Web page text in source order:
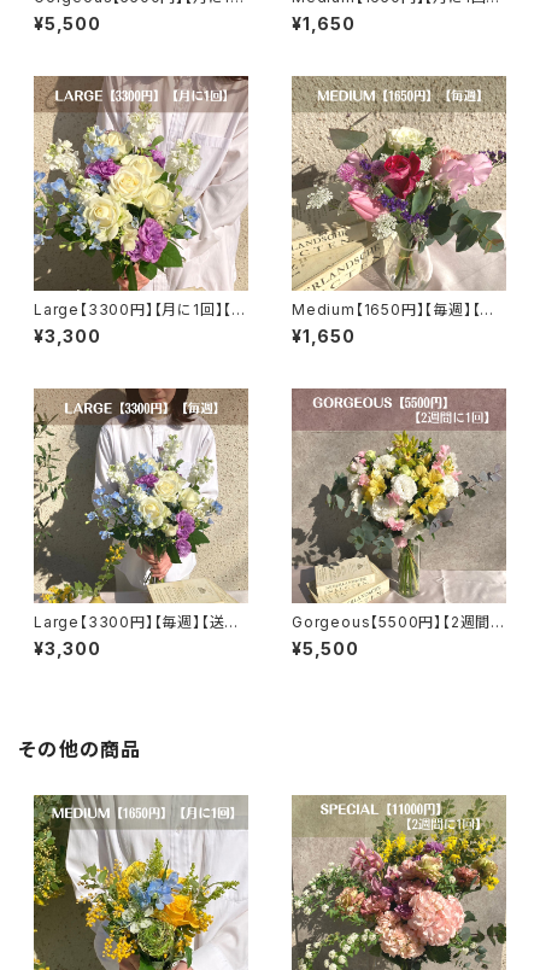
回】【選べるカラー】【送料無料】
¥5,500
【送料無料】
¥1,650
Large【3300円】【月に1回】【送
料無料】
¥3,300
Medium【1650円】【毎週】【送
料無料】
¥1,650
Large【3300円】【毎週】【送料
無料】
¥3,300
Gorgeous【5500円】【2週間に
1回】【選べるカラー】【送料無料】
¥5,500
その他の商品